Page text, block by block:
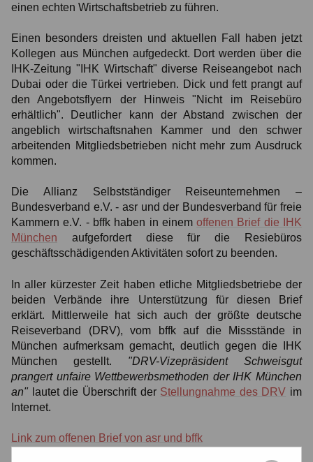
einen echten Wirtschaftsbetrieb zu führen.
Einen besonders dreisten und aktuellen Fall haben jetzt
Kollegen aus München aufgedeckt. Dort werden über die
IHK-Zeitung "IHK Wirtschaft" diverse Reiseangebot nach
Dubai oder die Türkei vertrieben. Dick und fett prangt auf
den Angebotsflyern der Hinweis "Nicht im Reisebüro
erhältlich". Deutlicher kann der Abstand zwischen der
angeblich wirtschaftsnahen Kammer und den schwer
arbeitenden Mitgliedsbetrieben nicht mehr zum Ausdruck
kommen.
Die Allianz Selbstständiger Reiseunternehmen –
Bundesverband e.V. - asr und der Bundesverband für freie
Kammern e.V. - bffk haben in einemoffenen Brief die IHK
München aufgefordert diese für die Resiebüros
geschäftsschädigenden Aktivitäten sofort zu beenden.
In aller kürzester Zeit haben etliche Mitgliedsbetriebe der
beiden Verbände ihre Unterstützung für diesen Brief
erklärt. Mittlerweile hat sich auch der größte deutsche
Reiseverband (DRV), vom bffk auf die Missstände in
München aufmerksam gemacht, deutlich gegen die IHK
München gestellt. "DRV-Vizepräsident Schweisgut
prangert unfaire Wettbewerbsmethoden der IHK München
an" lautet die Überschrift der Stellungnahme des DRV im
Internet.
Link zum offenen Brief von asr und bffk